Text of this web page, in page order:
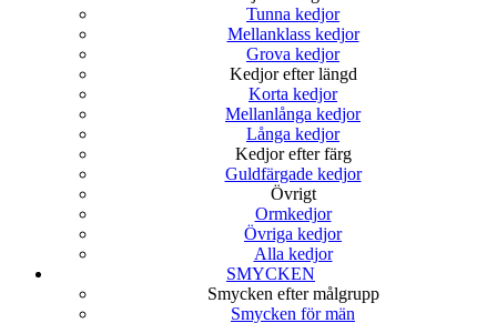
Tunna kedjor
Mellanklass kedjor
Grova kedjor
Kedjor efter längd
Korta kedjor
Mellanlånga kedjor
Långa kedjor
Kedjor efter färg
Guldfärgade kedjor
Övrigt
Ormkedjor
Övriga kedjor
Alla kedjor
SMYCKEN
Smycken efter målgrupp
Smycken för män